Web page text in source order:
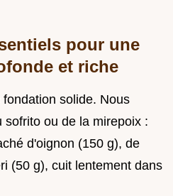
pour une
et riche
solide. Nous
sofrito ou de la mirepoix :
d'oignon (150 g), de
(50 g), cuit lentement dans